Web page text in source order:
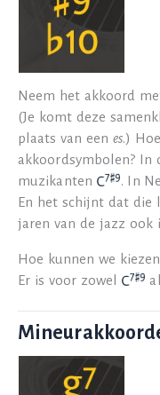
Neem het akkoord
(Je komt deze
plaats van een es.)
akkoordsymbolen? In
muzikanten
. In
En het schijnt dat die
jaren van de jazz ook
Hoe kunnen we
Er is voor zowel